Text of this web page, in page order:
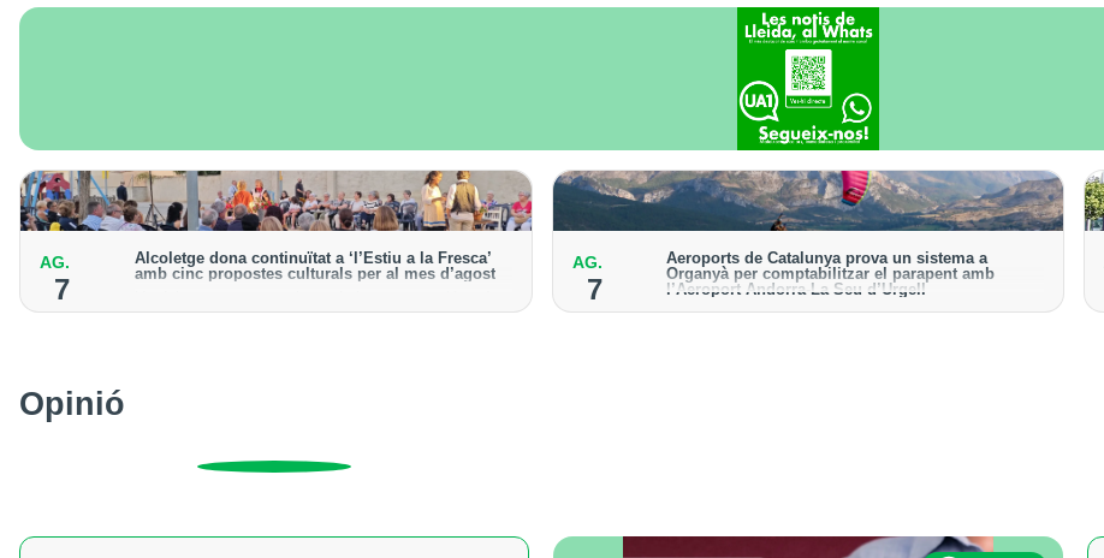
amb dades a partir del 1427
AG.
7
Alcoletge dona continuïtat a ‘l’Estiu a la Fresca’
amb cinc propostes culturals per al mes d’agost
l’astronomia amb ‘Alcoletge mira al cel’
AG.
7
Aeroports de Catalunya prova un sistema a
Organyà per comptabilitzar el parapent amb
l’Aeroport Andorra-La Seu d’Urgell
El dispositiu geolocalitza els parapentistes amb una
Opinió